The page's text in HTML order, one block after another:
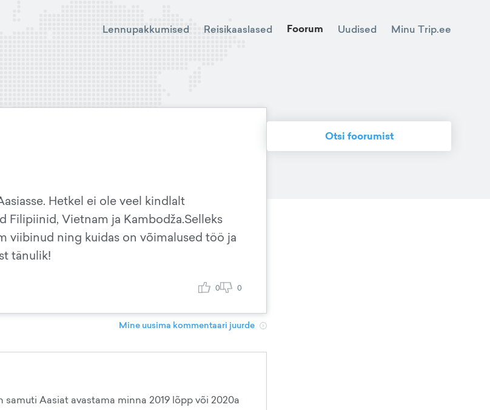
Lennupakkumised Reisikaaslased Foorum Uudised Minu Trip.ee
Hetkel ei ole veel kindlalt
Filipiinid, Vietnam ja Kambodža.Selleks
viibinud ning kuidas on võimalused töö ja
tänulik!
0 0
Mine uusima kommentaari juurde
Aasiat avastama minna 2019 lõpp või 2020a
Otsi foorumist